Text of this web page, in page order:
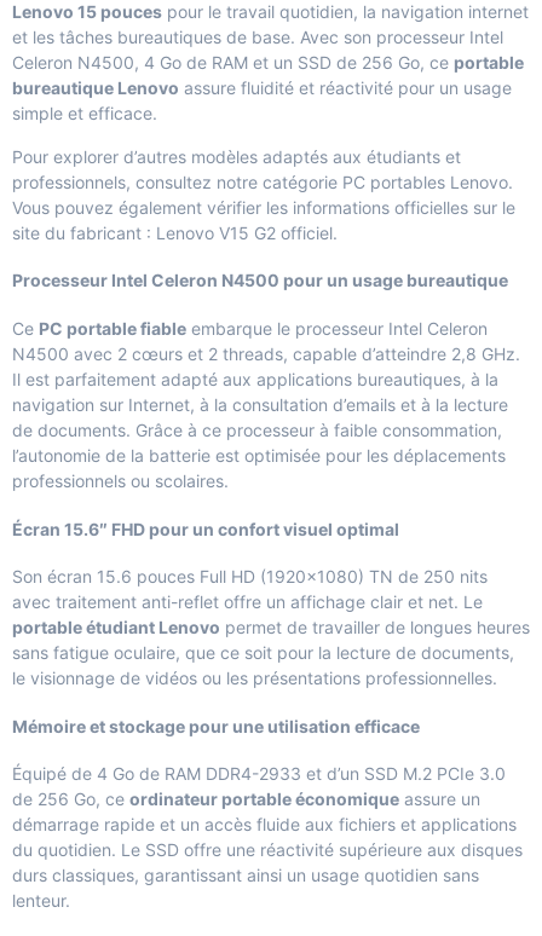
Lenovo 15 pouces pour le travail quotidien, la navigation internet
et les tâches bureautiques de base. Avec son processeur Intel
Celeron N4500, 4 Go de RAM et un SSD de 256 Go, ce portable
bureautique Lenovo assure fluidité et réactivité pour un usage
simple et efficace.
Pour explorer d’autres modèles adaptés aux étudiants et
professionnels, consultez notre catégorie PC portables Lenovo.
Vous pouvez également vérifier les informations officielles sur le
site du fabricant : Lenovo V15 G2 officiel.
Processeur Intel Celeron N4500 pour un usage bureautique
Ce PC portable fiable embarque le processeur Intel Celeron
N4500 avec 2 cœurs et 2 threads, capable d’atteindre 2,8 GHz.
Il est parfaitement adapté aux applications bureautiques, à la
navigation sur Internet, à la consultation d’emails et à la lecture
de documents. Grâce à ce processeur à faible consommation,
l’autonomie de la batterie est optimisée pour les déplacements
professionnels ou scolaires.
Écran 15.6″ FHD pour un confort visuel optimal
Son écran 15.6 pouces Full HD (1920×1080) TN de 250 nits
avec traitement anti-reflet offre un affichage clair et net. Le
portable étudiant Lenovo permet de travailler de longues heures
sans fatigue oculaire, que ce soit pour la lecture de documents,
le visionnage de vidéos ou les présentations professionnelles.
Mémoire et stockage pour une utilisation efficace
Équipé de 4 Go de RAM DDR4-2933 et d’un SSD M.2 PCIe 3.0
de 256 Go, ce ordinateur portable économique assure un
démarrage rapide et un accès fluide aux fichiers et applications
du quotidien. Le SSD offre une réactivité supérieure aux disques
durs classiques, garantissant ainsi un usage quotidien sans
lenteur.